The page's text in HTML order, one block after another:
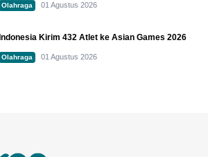
Olahraga 01 Agustus 2026
Indonesia Kirim 432 Atlet ke Asian Games 2026
Olahraga 01 Agustus 2026